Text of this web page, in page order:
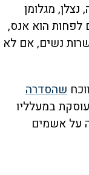
נצלן, מגלומן
לפחות הוא אנס,
נשים, אם לא
שהסדרה
במעלליו
על אשמים